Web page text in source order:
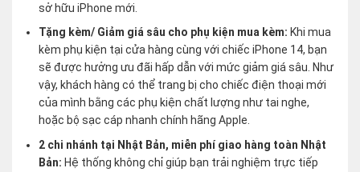
sở hữu iPhone mới.
Tặng kèm/ Giảm giá sâu cho phụ kiện mua kèm: Khi mua
kèm phụ kiện tại cửa hàng cùng với chiếc iPhone 14, bạn
sẽ được hưởng ưu đãi hấp dẫn với mức giảm giá sâu. Như
vậy, khách hàng có thể trang bị cho chiếc điện thoại mới
của mình bằng các phụ kiện chất lượng như tai nghe,
hoặc bộ sạc cáp nhanh chính hãng Apple.
2 chi nhánh tại Nhật Bản, miễn phí giao hàng toàn Nhật
Bản:Hệ thống không chỉ giúp bạn trải nghiệm trực tiếp